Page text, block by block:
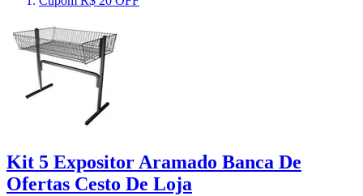
Kit 5 Expositor Aramado Banca De
Ofertas Cesto De Loja